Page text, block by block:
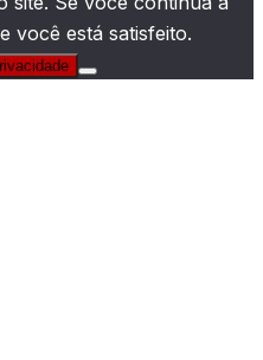
você está satisfeito.